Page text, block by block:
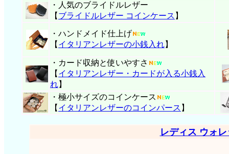
・人気のブライドルレザー
【 ブライドルレザー コインケース 】
・ハンドメイド仕上げ
【 イタリアンレザーの小銭入れ】
・カード収納と使いやすさ
【 イタリアンレザー・ カードが入る小銭入
れ】
・極小サイズのコインケース
【 イタリアンレザーのコインパース 】
レディス ウォ